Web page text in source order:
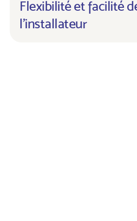
Flexibilité et facilité
l'installateur